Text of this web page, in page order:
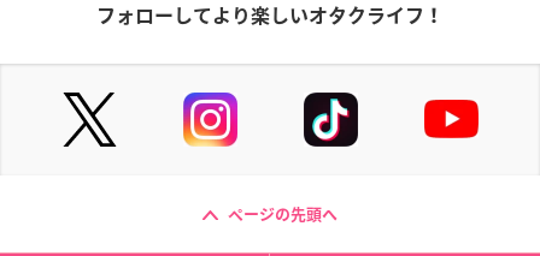
フォローしてより楽しいオタクライフ！
ページの先頭へ